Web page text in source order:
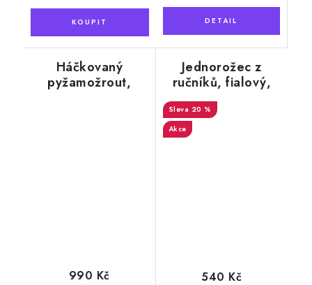
Háčkovaný
pyžamožrout,
990 Kč
Jednorožec z
ručníků, fialový,
50 x 100 cm
20 %
Akce
540 Kč